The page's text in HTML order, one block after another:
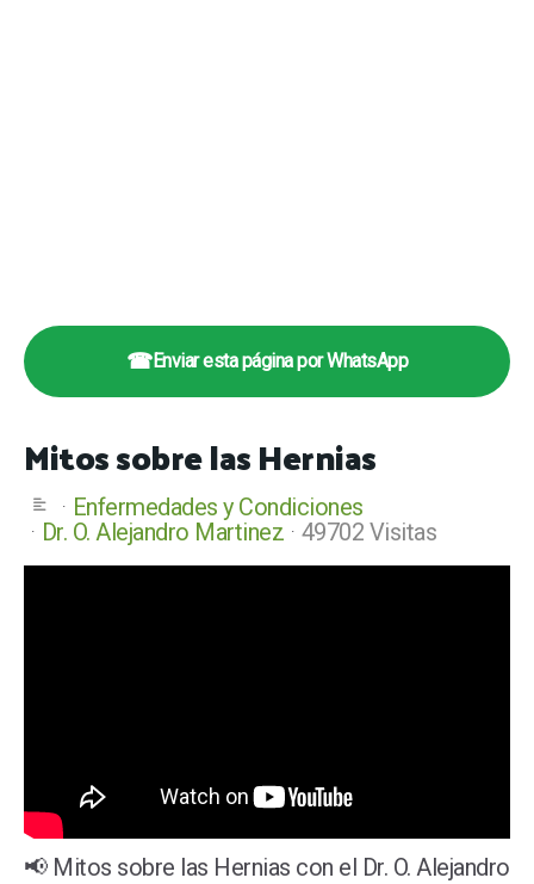
☎Enviar esta página por WhatsApp
Mitos sobre las Hernias
Enfermedades y Condiciones
Dr. O. Alejandro Martinez
49702 Visitas
📢 Mitos sobre las Hernias con el Dr. O. Alejandro